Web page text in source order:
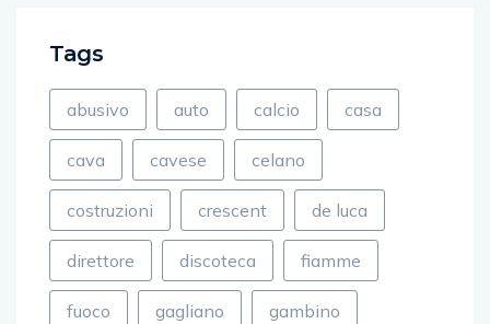
Tags
abusivo auto calcio casa
cava cavese celano
costruzioni crescent de luca
direttore discoteca fiamme
fuoco gagliano gambino